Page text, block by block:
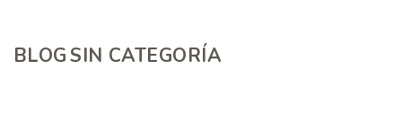
BLOGSIN CATEGORÍA